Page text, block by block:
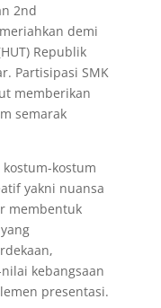
2nd
demi
Republik
Partisipasi SMK
memberikan
semarak
kostum
yakni nuansa
membentuk
kebangsaan
presentasi.